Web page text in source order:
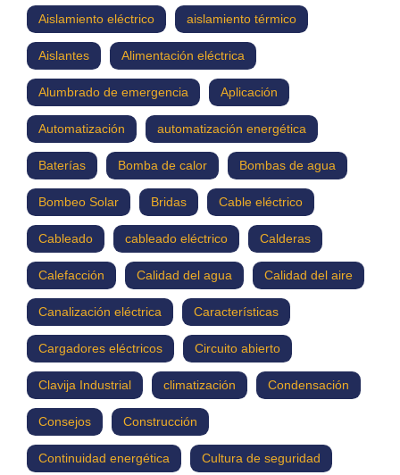
Aislamiento eléctrico aislamiento térmico
Aislantes Alimentación eléctrica
Alumbrado de emergencia Aplicación
Automatización automatización energética
Baterías Bomba de calor Bombas de agua
Bombeo Solar Bridas Cable eléctrico
Cableado cableado eléctrico Calderas
Calefacción Calidad del agua Calidad del aire
Canalización eléctrica Características
Cargadores eléctricos Circuito abierto
Clavija Industrial climatización Condensación
Consejos Construcción
Continuidad energética Cultura de seguridad